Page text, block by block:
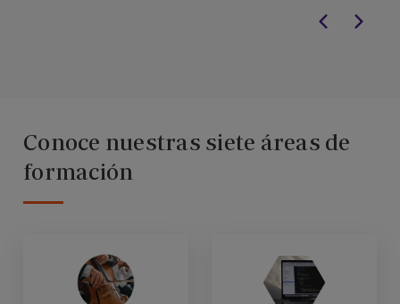
Conoce nuestras siete áreas de
formación